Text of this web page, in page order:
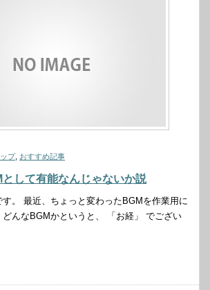
プ, おすすめ記事
として有能なんじゃないか説
。 最近、ちょっと変わったBGMを作業用に
どんなBGMかというと、 「お経」 でござい